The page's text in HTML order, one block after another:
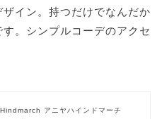
イン。持つだけでなんだか
。シンプルコーデのアクセ
アニヤハインドマーチ